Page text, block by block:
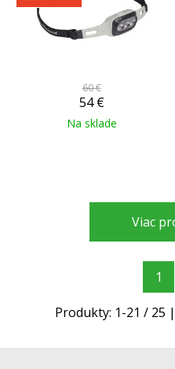
60 €
54 €
Na sklade
Viac
1
Produkty: 1-21 / 25